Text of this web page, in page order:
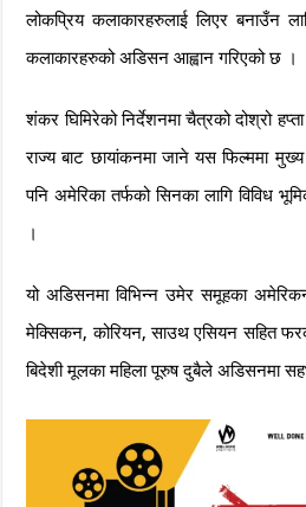
लोकप्रिय कलाकारहरुलाई लिएर बनाउँन
कलाकारहरुको अडिसन आह्वान गरिएको छ ।
शंकर घिमिरेको निर्देशनमा चैत्रको दोश्रो
राज्य बाट छायांकनमा जाने यस फिल्ममा
पनि अमेरिका तर्फको सिनका लागि विविध
।
यो अडिसनमा विभिन्न उमेर समूहका
मेक्सिकन, कोरियन, साउथ एसियन सहित
बिदेशी मूलका महिला पूरुष दुबैले अडिसनमा